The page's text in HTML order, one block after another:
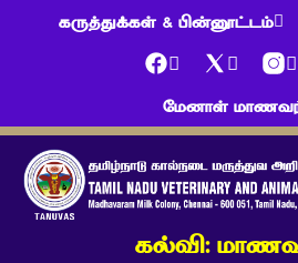
கருத்துக்கள் & பின்னூட்டம்
மேனாள்
கல்வி: